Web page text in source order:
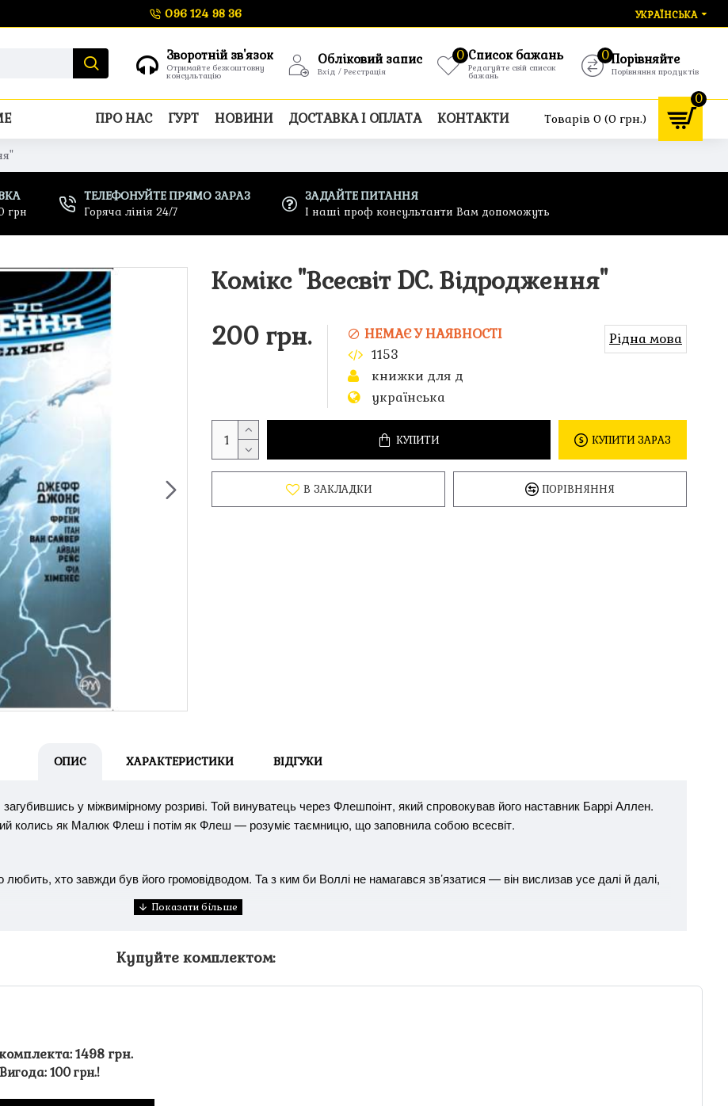
096 124 98 36 УКРАЇНСЬКА
Зворотній зв'язок
Отримайте безкоштовну
консультацію
Обліковий запис
Вхід / Реєстрація
Список бажань
Редагуйте свій список
бажань
0 Порівняйте
Порівняння продуктів
0
ПРО НАС ГУРТ НОВИНИ ДОСТАВКА І ОПЛАТА КОНТАКТИ Товарів 0 (0 грн.)
0
грн
ТЕЛЕФОНУЙТЕ ПРЯМО ЗАРАЗ
Горяча лінія 24/7
ЗАДАЙТЕ ПИТАННЯ
І наші проф консультанти Вам допоможуть
Комікс "Всесвіт DC. Відродження"
200 грн.
НЕМАЄ У НАЯВНОСТІ
1153
книжки для д
українська
Рідна мова
КУПИТИ КУПИТИ ЗАРАЗ
В ЗАКЛАДКИ ПОРІВНЯННЯ
ОПИС ХАРАКТЕРИСТИКИ ВІДГУКИ
у міжвимірному розриві. Той винуватець через Флешпоінт, який спровокував його наставник Баррі Аллен.
колись як Малюк Флеш і потім як Флеш — розуміє таємницю, що заповнила собою всесвіт.
хто завжди був його громовідводом. Та з ким би Воллі не намагався зв’язатися — він вислизав усе далі й далі,
Купуйте комплектом:
1498 грн.
Вигода: 100 грн.!